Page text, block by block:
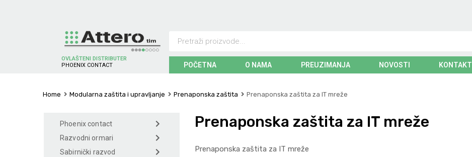
OVLAŠTENI DISTRIBUTER
P H O EN X CO NTACT POČETNA O NAMA PREUZIMANJA NOVOSTI KONTAKT
Home Modularna zaštita i upravljanje Prenaponska zaštita Prenaponska zaštita za IT mreže
Prenaponska zaštita za IT mreže
Prenaponska zaštita za IT mreže
Phoenix contact
Razvodni ormari
Sabirnički razvod